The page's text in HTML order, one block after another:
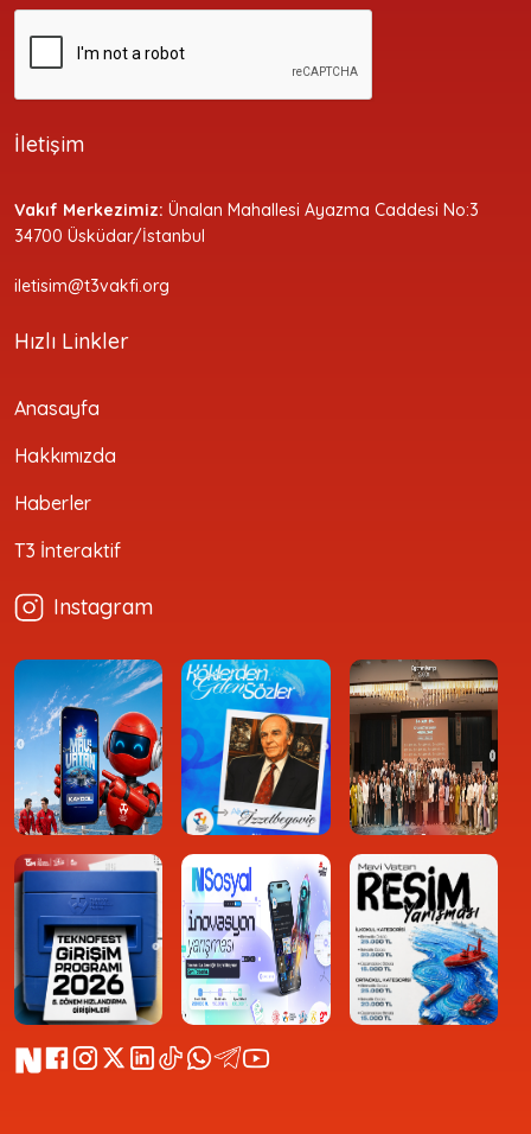
İletişim
Vakıf Merkezimiz: Ünalan Mahallesi Ayazma Caddesi No:3
34700 Üsküdar/İstanbul
iletisim@t3vakfi.org
Hızlı Linkler
Anasayfa
Hakkımızda
Haberler
T3 İnteraktif
Instagram